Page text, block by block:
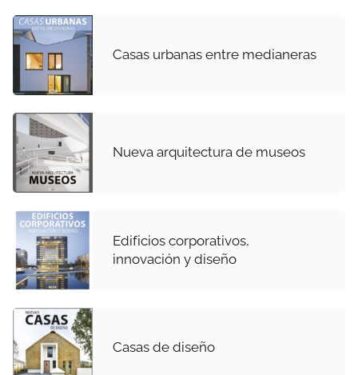
Casas urbanas entre medianeras
Nueva arquitectura de museos
Edificios corporativos,
innovación y diseño
Casas de diseño